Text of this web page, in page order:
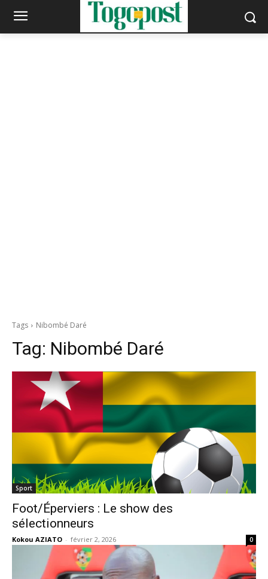
Tags Nibombé Daré
Tag: Nibombé Daré
Sport
Foot/Éperviers : Le show des
sélectionneurs
Kokou AZIATO - février 2, 2026 0